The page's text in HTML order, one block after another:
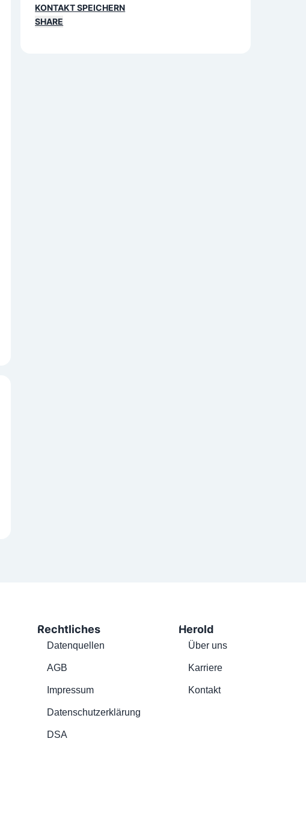
KONTAKT SPEICHERN
SHARE
Rechtliches
Datenquellen
AGB
Impressum
Datenschutzerklärung
DSA
Herold
Über uns
Karriere
Kontakt